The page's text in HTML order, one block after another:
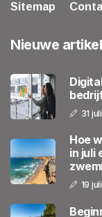
Sitemap
Nieuwe
31
Hoe
in juli
19